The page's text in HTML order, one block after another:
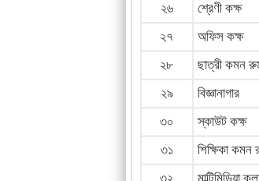
২৬
শ্রেণী কক্ষ
২৭
অফিস কক্ষ
২৮
ছাত্রী কমন
২৯
বিজ্ঞানাগার
৩০
স্কাউট কক্ষ
৩১
শিক্ষিকা কমন